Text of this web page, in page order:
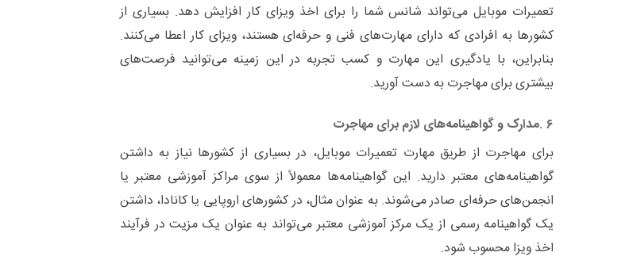
تعمیرات موبایل می‌تواند شانس شما را برای اخذ ویزای کار افزایش دهد. بسیاری از
کشورها به افرادی که دارای مهارت‌های فنی و حرفه‌ای هستند، ویزای کار اعطا می‌کنند.
بنابراین، با یادگیری این مهارت و کسب تجربه در این زمینه می‌توانید فرصت‌های
بیشتری برای مهاجرت به دست آورید.
۶.مدارک و گواهینامه‌های لازم برای مهاجرت
برای مهاجرت از طریق مهارت تعمیرات موبایل، در بسیاری از کشورها نیاز به داشتن
گواهینامه‌های معتبر دارید. این گواهینامه‌ها معمولاً از سوی مراکز آموزشی معتبر یا
انجمن‌های حرفه‌ای صادر می‌شوند. به عنوان مثال، در کشورهای اروپایی یا کانادا، داشتن
یک گواهینامه رسمی از یک مرکز آموزشی معتبر می‌تواند به عنوان یک مزیت در فرآیند
اخذ ویزا محسوب شود.